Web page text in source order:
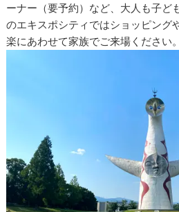
ーナー（要予約）など、大人も子ど
のエキスポシティではショッピング
楽にあわせて家族でご来場ください。